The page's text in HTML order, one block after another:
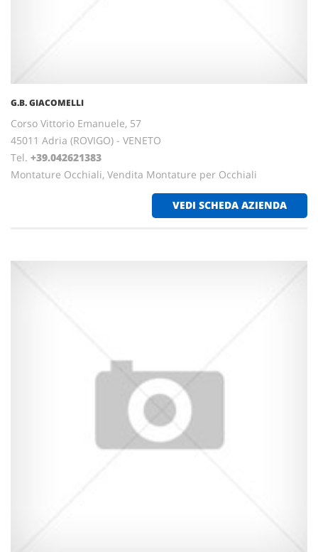
G.B. GIACOMELLI
Corso Vittorio Emanuele, 57
45011 Adria (ROVIGO) - VENETO
Tel. +39.042621383
Montature Occhiali, Vendita Montature per Occhiali
VEDI SCHEDA AZIENDA